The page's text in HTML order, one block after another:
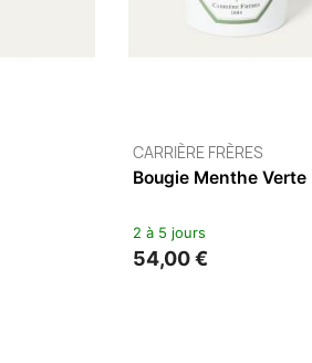
WOODWICK
Bougie Parfumée Jarre
2 à 5 jours
27,90 €